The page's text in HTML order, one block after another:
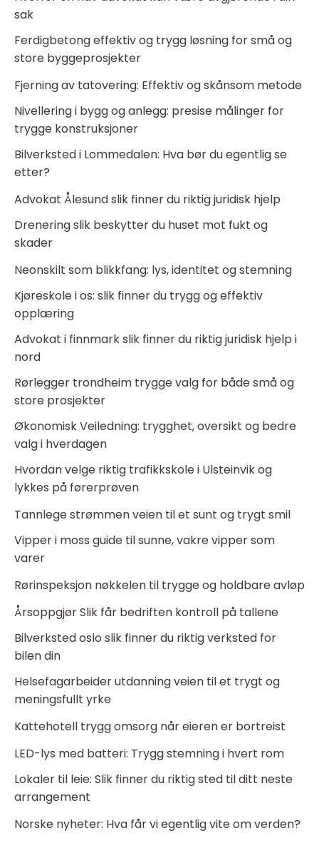
sak
Ferdigbetong effektiv og trygg løsning for små og
store byggeprosjekter
Fjerning av tatovering: Effektiv og skånsom metode
Nivellering i bygg og anlegg: presise målinger for
trygge konstruksjoner
Bilverksted i Lommedalen: Hva bør du egentlig se
etter?
Advokat Ålesund slik finner du riktig juridisk hjelp
Drenering slik beskytter du huset mot fukt og
skader
Neonskilt som blikkfang: lys, identitet og stemning
Kjøreskole i os: slik finner du trygg og effektiv
opplæring
Advokat i finnmark slik finner du riktig juridisk hjelp i
nord
Rørlegger trondheim trygge valg for både små og
store prosjekter
Økonomisk Veiledning: trygghet, oversikt og bedre
valg i hverdagen
Hvordan velge riktig trafikkskole i Ulsteinvik og
lykkes på førerprøven
Tannlege strømmen veien til et sunt og trygt smil
Vipper i moss guide til sunne, vakre vipper som
varer
Rørinspeksjon nøkkelen til trygge og holdbare avløp
Årsoppgjør Slik får bedriften kontroll på tallene
Bilverksted oslo slik finner du riktig verksted for
bilen din
Helsefagarbeider utdanning veien til et trygt og
meningsfullt yrke
Kattehotell trygg omsorg når eieren er bortreist
LED-lys med batteri: Trygg stemning i hvert rom
Lokaler til leie: Slik finner du riktig sted til ditt neste
arrangement
Norske nyheter: Hva får vi egentlig vite om verden?